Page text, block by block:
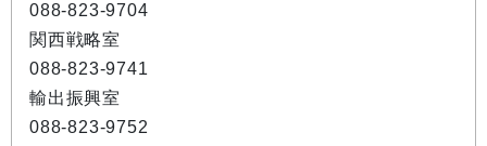
088-823-9704
関西戦略室
088-823-9741
輸出振興室
088-823-9752